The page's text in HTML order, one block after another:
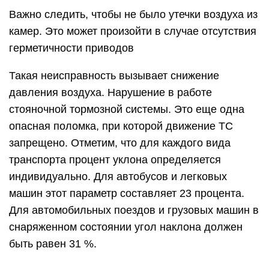
Важно следить, чтобы не было утечки воздуха из
камер. Это может произойти в случае отсутствия
герметичности приводов
Такая неисправность вызывает снижение
давления воздуха. Нарушение в работе
стояночной тормозной системы. Это еще одна
опасная поломка, при которой движение ТС
запрещено. Отметим, что для каждого вида
транспорта процент уклона определяется
индивидуально. Для автобусов и легковых
машин этот параметр составляет 23 процента.
Для автомобильных поездов и грузовых машин в
снаряженном состоянии угол наклона должен
быть равен 31 %.